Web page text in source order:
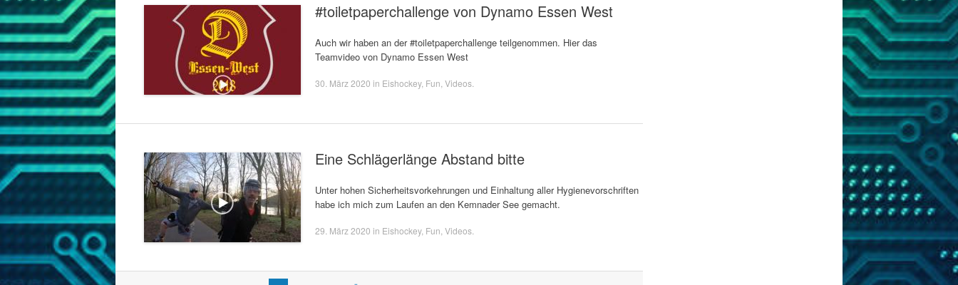
#toiletpaperchallenge von Dynamo Essen West
Auch wir haben an der #toiletpaperchallenge teilgenommen. Hier das
Teamvideo von Dynamo Essen West
30. März 2020 in Eishockey, Fun Videos
Eine Schlägerlänge Abstand bitte
Unter hohen Sicherheitsvorkehrungen und Einhaltung aller Hygienevorschriften
habe ich mich zum Laufen an den Kemnader See gemacht.
29. März 2020 in Eishockey, Fun Videos